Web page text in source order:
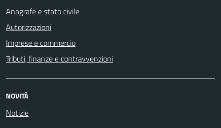
Anagrafe e stato civile
Autorizzazioni
Imprese e commercio
Tributi, finanze e contravvenzioni
NOVITÀ
Notizie